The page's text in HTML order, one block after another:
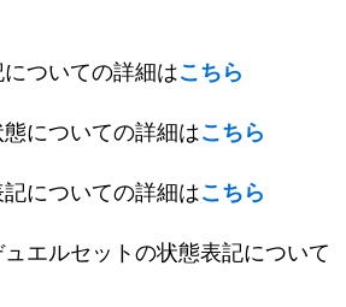
ついての詳細はこちら
についての詳細はこちら
についての詳細はこちら
エルセットの状態表記について